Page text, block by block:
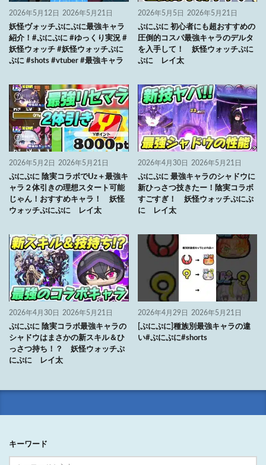
2026年5月12日 2026年5月21日
妖怪ヴォッチぷにぷに最強キャラ
紹介！#ぷにぷに #ゆっくり実況 #
妖怪ウォッチ #妖怪ウォッチぷに
ぷに #shots #vtuber #最強キャラ
2026年5月5日 2026年5月21日
ぷにぷに 初心者にも超おすすめの
圧倒的コスパ最強キャラのデルタ
を入手して！ 妖怪ウォッチぷに
ぷに レイ太
2026年5月2日 2026年5月21日
ぷにぷに 陰実コラボでUz＋最強キ
ャラ２体引きの理想スタート可能
じゃん！おすすめキャラ！ 妖怪
ウォッチぷにぷに レイ太
2026年4月30日 2026年5月21日
ぷにぷに 最強キャラのシャドウに
新ひっさつ技きたー！陰実コラボ
すごすぎ！ 妖怪ウォッチぷにぷ
に レイ太
2026年4月30日 2026年5月21日
ぷにぷに 陰実コラボ最強キャラの
シャドウはまさかの新スキル＆ひ
っさつ持ち！？ 妖怪ウォッチぷ
にぷに レイ太
2026年4月29日 2026年5月21日
[ぷにぷに]種族別最強キャラの違
い#ぷにぷに#shorts
キーワード